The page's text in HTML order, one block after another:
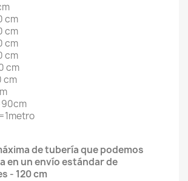
cm
cm
cm
cm
cm
cm
de tubería que podemos
en un envío estándar de
- 120 cm